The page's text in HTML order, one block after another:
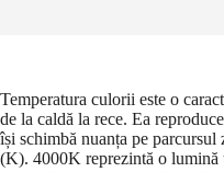
Temperatura culorii este o
de la caldă la rece. Ea
își schimbă nuanța pe
(K). 4000K reprezintă o lumină